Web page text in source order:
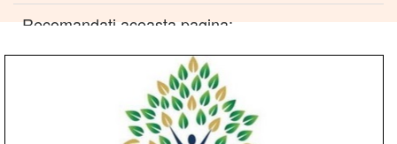
Recomandati aceasta pagina: